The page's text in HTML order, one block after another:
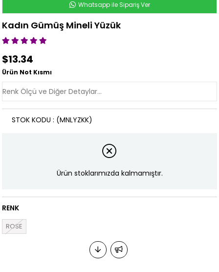
Whatsapp ile Sipariş Ver
Kadın Gümüş Mineli Yüzük
$13.34
Ürün Not Kısmı
(MNLYZKK)
STOK KODU
Ürün stoklarımızda kalmamıştır.
RENK
ROSE